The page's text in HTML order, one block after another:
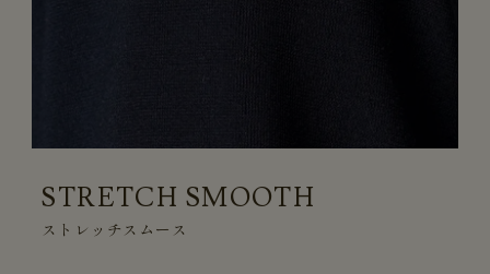
STRETCH SMOOTH
ストレッチスムース